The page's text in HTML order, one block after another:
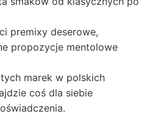
premixy deserowe,
propozycje mentolowe
marek w polskich
coś dla siebie